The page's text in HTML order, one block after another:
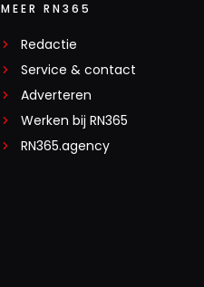
MEER RN365
Redactie
Service & contact
Adverteren
Werken bij RN365
RN365.agency